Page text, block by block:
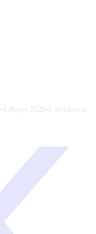
•6 Mayıs 2026•5 dk okuma